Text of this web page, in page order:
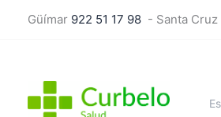
Güímar 922 51 17 98 - Santa Cruz
por: